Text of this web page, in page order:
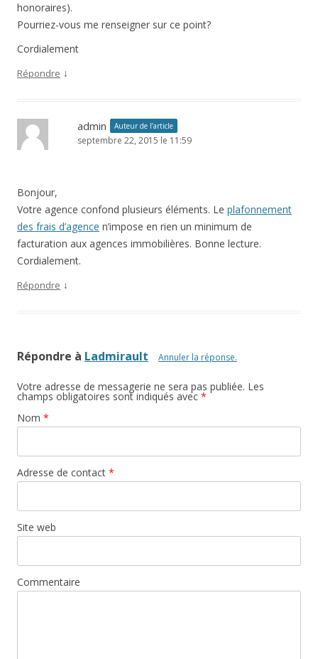
honoraires).
Pourriez-vous me renseigner sur ce point?
Cordialement
Répondre ↓
admin Auteur de l’article
septembre 22, 2015 le 11:59
Bonjour,
Votre agence confond plusieurs éléments. Le plafonnement
des frais d’agence n’impose en rien un minimum de
facturation aux agences immobilières. Bonne lecture.
Cordialement.
Répondre ↓
Répondre à Ladmirault Annuler la réponse.
Votre adresse de messagerie ne sera pas publiée. Les
champs obligatoires sont indiqués avec *
Nom *
Adresse de contact *
Site web
Commentaire